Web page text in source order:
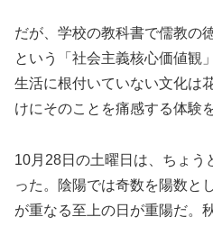
だが、学校の教科書で儒教の
という「社会主義核心価値観
生活に根付いていない文化は
けにそのことを痛感する体験
10月28日の土曜日は、ちょう
った。陰陽では奇数を陽数と
が重なる至上の日が重陽だ。